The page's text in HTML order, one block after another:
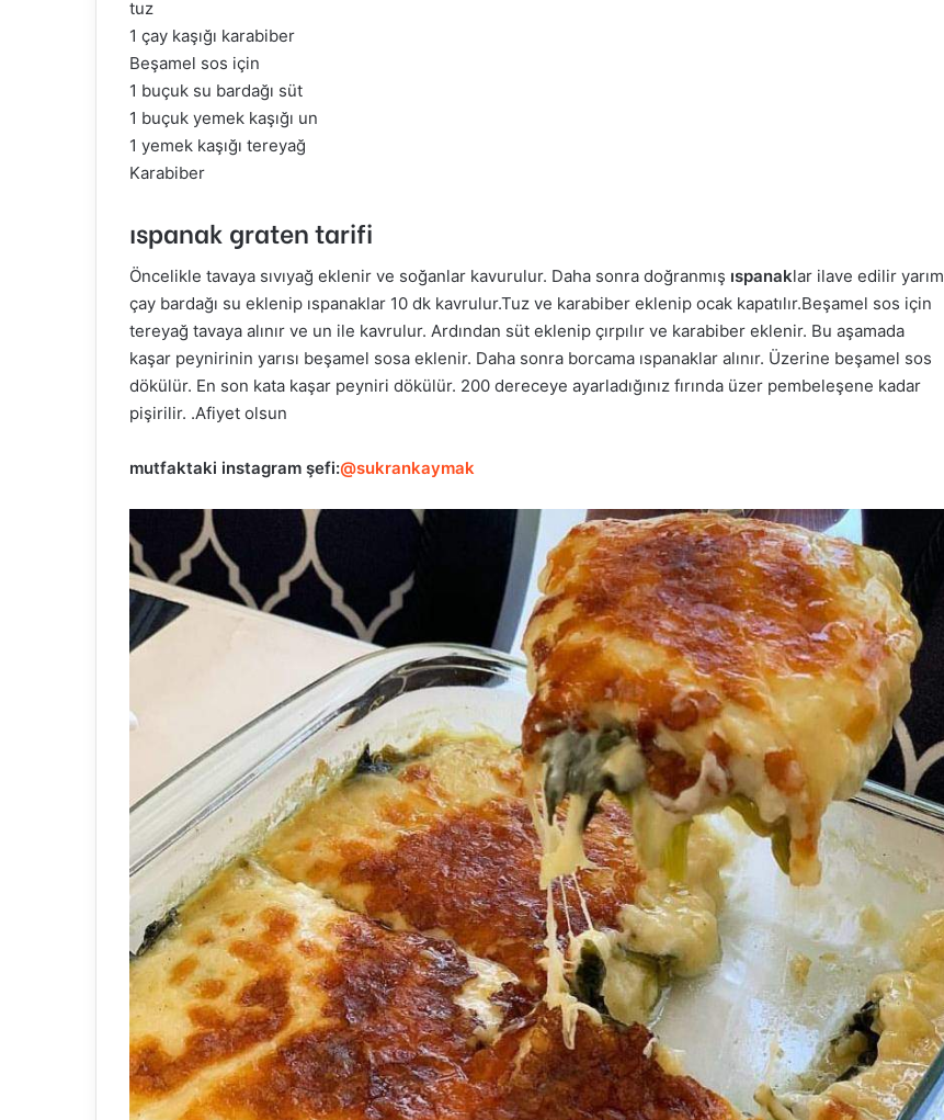
tuz
1 çay kaşığı karabiber
Beşamel sos için
1 buçuk su bardağı süt
1 buçuk yemek kaşığı un
1 yemek kaşığı tereyağ
Karabiber
ıspanak graten tarifi
Öncelikle tavaya sıvıyağ eklenir ve soğanlar kavurulur. Daha sonra doğranmış ıspanaklar ilave edilir yarım
çay bardağı su eklenip ıspanaklar 10 dk kavrulur.Tuz ve karabiber eklenip ocak kapatılır.Beşamel sos için
tereyağ tavaya alınır ve un ile kavrulur. Ardından süt eklenip çırpılır ve karabiber eklenir. Bu aşamada
kaşar peynirinin yarısı beşamel sosa eklenir. Daha sonra borcama ıspanaklar alınır. Üzerine beşamel sos
dökülür. En son kata kaşar peyniri dökülür. 200 dereceye ayarladığınız fırında üzer pembeleşene kadar
pişirilir. .Afiyet olsun
mutfaktaki instagram şefi:@sukrankaymak